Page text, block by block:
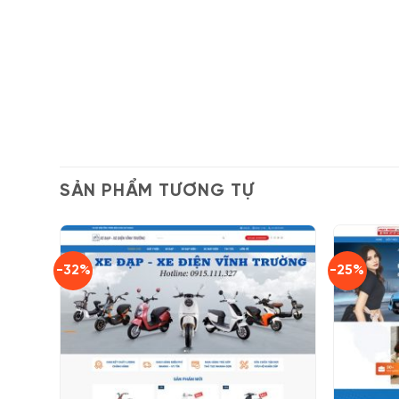
SẢN PHẨM TƯƠNG TỰ
-32% -25%